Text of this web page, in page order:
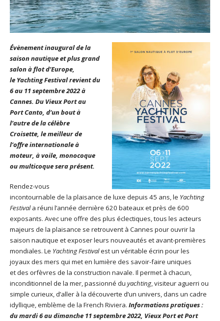
Évènement inaugural de la
saison nautique et plus grand
salon à flot d’Europe,
le Yachting Festival revient du
6 au 11 septembre 2022 à
Cannes. Du Vieux Port au
Port Canto, d’un bout à
l’autre de la célèbre
Croisette, le meilleur de
l’offre internationale à
moteur, à voile, monocoque
ou multicoque sera présent.
Rendez-vous
incontournable de la plaisance de luxe depuis 45 ans, le Yachting
Festivala réuni l’année dernière 620 bateaux et près de 600
exposants. Avec une offre des plus éclectiques, tous les acteurs
majeurs de la plaisance se retrouvent à Cannes pour ouvrir la
saison nautique et exposer leurs nouveautés et avant-premières
mondiales. Le Yachting Festivalest un véritable écrin pour les
joyaux des mers qui met en lumière des savoir-faire uniques
et des orfèvres de la construction navale. Il permet à chacun,
inconditionnel de la mer, passionné du yachting, visiteur aguerri ou
simple curieux, d’aller à la découverte d’un univers, dans un cadre
idyllique, emblème de la French Riviera. Informations pratiques :
du mardi 6 au dimanche 11 septembre 2022, Vieux Port et Port